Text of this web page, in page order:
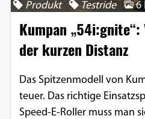
Produkt Testride 6
Kumpan
der kurzen Distanz
Das Spitzenmodell von
teuer. Das richtige
Speed-E-Roller muss man